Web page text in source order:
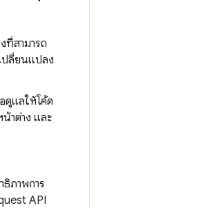
ที่สามารถ
ปลี่ยนแปลง
แลให้โค้ด
าต่าง และ
ภาพการ
API